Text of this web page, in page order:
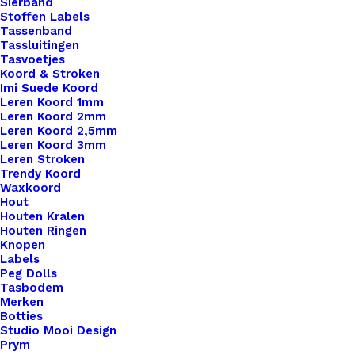
Stoffen Labels
Tassenband
Tassluitingen
Tasvoetjes
Koord & Stroken
Imi Suede Koord
Leren Koord 1mm
Leren Koord 2mm
Leren Koord 2,5mm
Leren Koord 3mm
Leren Stroken
Trendy Koord
Waxkoord
Hout
Houten Kralen
Houten Ringen
Knopen
Labels
Peg Dolls
Tasbodem
Merken
Botties
Studio Mooi Design
Prym